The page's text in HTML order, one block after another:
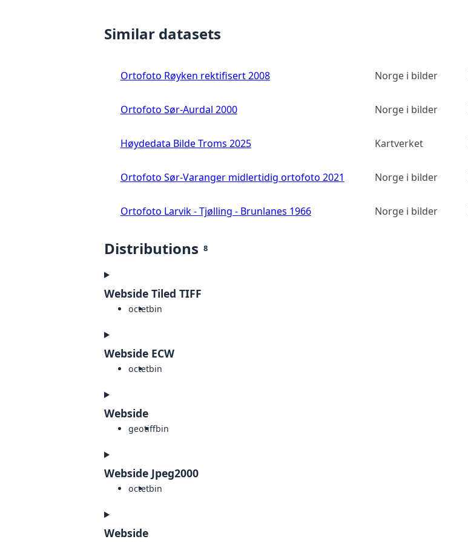
Similar datasets
Ortofoto Røyken rektifisert 2008 Norge i bilder
Ortofoto Sør-Aurdal 2000 Norge i bilder
Høydedata Bilde Troms 2025 Kartverket
Ortofoto Sør-Varanger midlertidig ortofoto 2021 Norge i bilder
Ortofoto Larvik - Tjølling - Brunlanes 1966 Norge i bilder
Distributions 8
Webside Tiled TIFF
octetbin
Webside ECW
octetbin
Webside
geotiffbin
Webside Jpeg2000
octetbin
Webside